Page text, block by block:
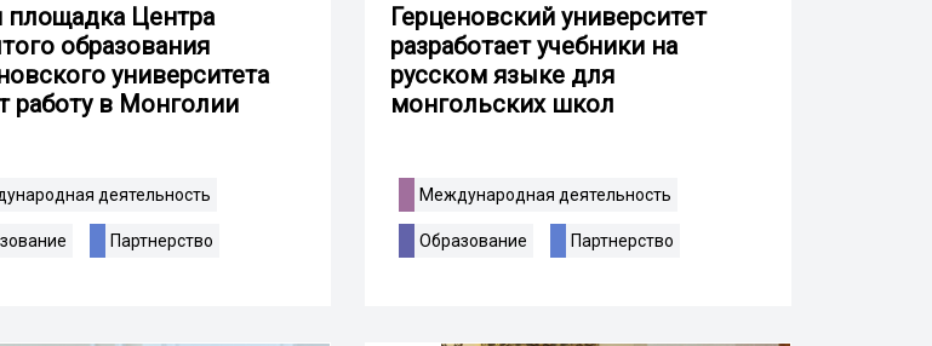
площадка Центра
образования
университета
работу в Монголии
деятельность
Партнерство
Герценовский университет
разработает учебники на
русском языке для
монгольских школ
Международная деятельность
Образование Партнерство